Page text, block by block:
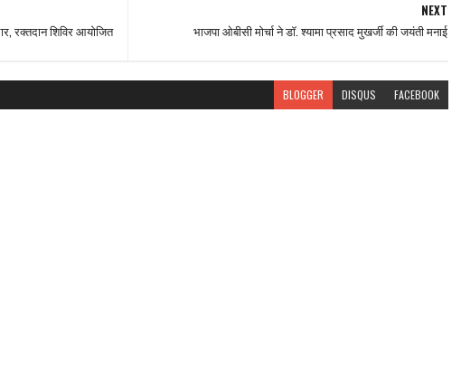
NEXT
भाजपा ओबीसी मोर्चा ने डॉ. श्यामा प्रसाद मुखर्जी की जयंती मनाई
रक्तदान शिविर आयोजित
BLOGGER DISQUS FACEBOOK